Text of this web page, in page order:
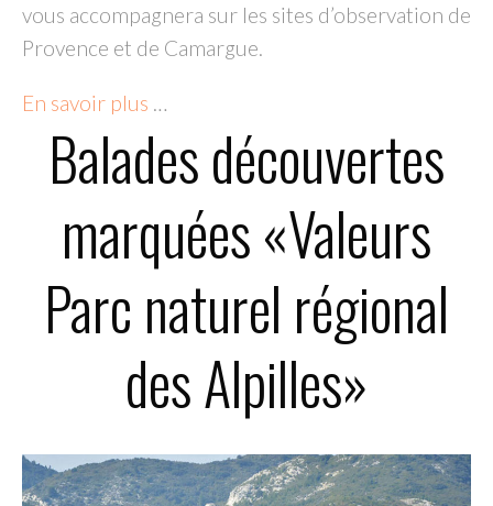
vous accompagnera sur les sites d’observation de
Provence et de Camargue.
En savoir plus …
Balades découvertes
marquées «Valeurs
Parc naturel régional
des Alpilles»